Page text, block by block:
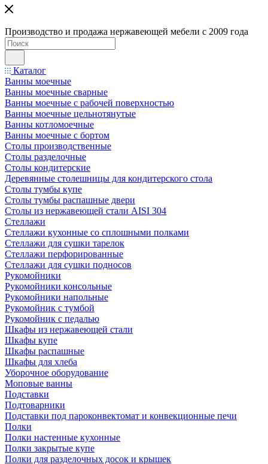
Производство и продажа нержавеющей мебели с 2009 года
Каталог
Ванны моечные
Ванны моечные сварные
Ванны моечные с рабочей поверхностью
Ванны моечные цельнотянутые
Ванны котломоечные
Ванны моечные с бортом
Столы производственные
Столы разделочные
Столы кондитерские
Деревянные столешницы для кондитерского стола
Столы тумбы купе
Столы тумбы распашные двери
Столы из нержавеющей стали AISI 304
Стеллажи
Стеллажи кухонные со сплошными полками
Стеллажи для сушки тарелок
Стеллажи перфорированные
Стеллажи для сушки подносов
Рукомойники
Рукомойники консольные
Рукомойники напольные
Рукомойник с тумбой
Рукомойник с педалью
Шкафы из нержавеющей стали
Шкафы купе
Шкафы распашные
Шкафы для хлеба
Уборочное оборудование
Моповые ванны
Подставки
Подтоварники
Подставки под пароконвектомат и конвекционные печи
Полки
Полки настенные кухонные
Полки закрытые купе
Полки для разделочных досок и крышек